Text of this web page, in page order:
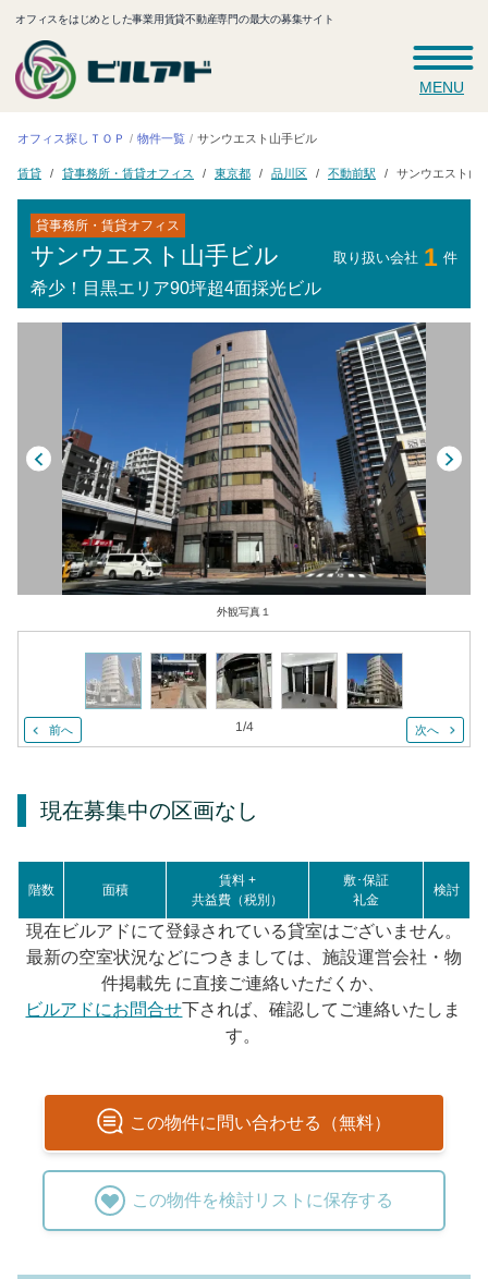
オフィスをはじめとした事業用賃貸不動産専門の最大の募集サイト
MENU
オフィス探しＴＯＰ 物件一覧 サンウエスト山手ビル
賃貸 貸事務所・賃貸オフィス 東京都 品川区 不動前駅 サンウエスト山
貸事務所・賃貸オフィス
サンウエスト山手ビル 取り扱い会社 1 件
希少！目黒エリア90坪超4面採光ビル
外観写真１
前へ 1/4 次へ
現在募集中の区画なし
階数 面積
賃料 +
共益費（税別）
敷･保証
礼金
検討
現在ビルアドにて登録されている貸室はございません。
最新の空室状況などにつきましては、施設運営会社・物
件掲載先 に直接ご連絡いただくか、
ビルアドにお問合せ下されば、確認してご連絡いたしま
す。
この物件に問い合わせる（無料）
この物件を検討リストに保存する